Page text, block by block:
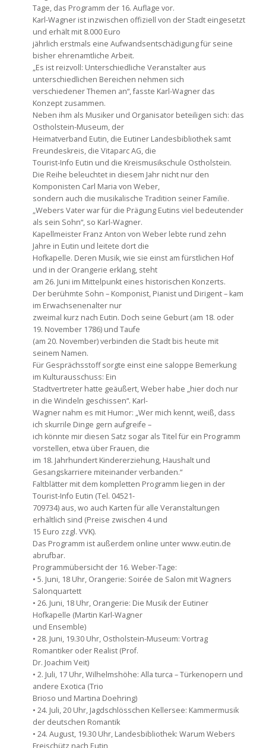
Tage, das Programm der 16. Auflage vor.
Karl-Wagner ist inzwischen offiziell von der Stadt eingesetzt
und erhält mit 8.000 Euro
jährlich erstmals eine Aufwandsentschädigung für seine
bisher ehrenamtliche Arbeit.
„Es ist reizvoll: Unterschiedliche Veranstalter aus
unterschiedlichen Bereichen nehmen sich
verschiedener Themen an“, fasste Karl-Wagner das
Konzept zusammen.
Neben ihm als Musiker und Organisator beteiligen sich: das
Ostholstein-Museum, der
Heimatverband Eutin, die Eutiner Landesbibliothek samt
Freundeskreis, die Vitaparc AG, die
Tourist-Info Eutin und die Kreismusikschule Ostholstein.
Die Reihe beleuchtet in diesem Jahr nicht nur den
Komponisten Carl Maria von Weber,
sondern auch die musikalische Tradition seiner Familie.
„Webers Vater war für die Prägung Eutins viel bedeutender
als sein Sohn“, so Karl-Wagner.
Kapellmeister Franz Anton von Weber lebte rund zehn
Jahre in Eutin und leitete dort die
Hofkapelle. Deren Musik, wie sie einst am fürstlichen Hof
und in der Orangerie erklang, steht
am 26. Juni im Mittelpunkt eines historischen Konzerts.
Der berühmte Sohn – Komponist, Pianist und Dirigent – kam
im Erwachsenenalter nur
zweimal kurz nach Eutin. Doch seine Geburt (am 18. oder
19. November 1786) und Taufe
(am 20. November) verbinden die Stadt bis heute mit
seinem Namen.
Für Gesprächsstoff sorgte einst eine saloppe Bemerkung
im Kulturausschuss: Ein
Stadtvertreter hatte geäußert, Weber habe „hier doch nur
in die Windeln geschissen“. Karl-
Wagner nahm es mit Humor: „Wer mich kennt, weiß, dass
ich skurrile Dinge gern aufgreife –
ich könnte mir diesen Satz sogar als Titel für ein Programm
vorstellen, etwa über Frauen, die
im 18. Jahrhundert Kindererziehung, Haushalt und
Gesangskarriere miteinander verbanden.“
Faltblätter mit dem kompletten Programm liegen in der
Tourist-Info Eutin (Tel. 04521-
709734) aus, wo auch Karten für alle Veranstaltungen
erhältlich sind (Preise zwischen 4 und
15 Euro zzgl. VVK).
Das Programm ist außerdem online unter www.eutin.de
abrufbar.
Programmübersicht der 16. Weber-Tage:
• 5. Juni, 18 Uhr, Orangerie: Soirée de Salon mit Wagners
Salonquartett
• 26. Juni, 18 Uhr, Orangerie: Die Musik der Eutiner
Hofkapelle (Martin Karl-Wagner
und Ensemble)
• 28. Juni, 19.30 Uhr, Ostholstein-Museum: Vortrag
Romantiker oder Realist (Prof.
Dr. Joachim Veit)
• 2. Juli, 17 Uhr, Wilhelmshöhe: Alla turca – Türkenopern und
andere Exotica (Trio
Brioso und Martina Doehring)
• 24. Juli, 20 Uhr, Jagdschlösschen Kellersee: Kammermusik
der deutschen Romantik
• 24. August, 19.30 Uhr, Landesbibliothek: Warum Webers
Freischütz nach Eutin